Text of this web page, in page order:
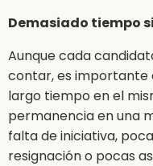
Demasiado tiempo
Aunque cada
contar, es importante
largo tiempo en el
permanencia en una
falta de iniciativa,
resignación o pocas